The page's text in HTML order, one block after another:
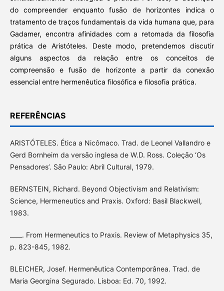
do compreender enquanto fusão de horizontes indica o
tratamento de traços fundamentais da vida humana que, para
Gadamer, encontra afinidades com a retomada da filosofia
prática de Aristóteles. Deste modo, pretendemos discutir
alguns aspectos da relação entre os conceitos de
compreensão e fusão de horizonte a partir da conexão
essencial entre hermenêutica filosófica e filosofia prática.
REFERÊNCIAS
ARISTÓTELES. Ética a Nicômaco. Trad. de Leonel Vallandro e
Gerd Bornheim da versão inglesa de W.D. Ross. Coleção ‘Os
Pensadores’. São Paulo: Abril Cultural, 1979.
BERNSTEIN, Richard. Beyond Objectivism and Relativism:
Science, Hermeneutics and Praxis. Oxford: Basil Blackwell,
1983.
____. From Hermeneutics to Praxis. Review of Metaphysics 35,
p. 823-845, 1982.
BLEICHER, Josef. Hermenêutica Contemporânea. Trad. de
Maria Georgina Segurado. Lisboa: Ed. 70, 1992.